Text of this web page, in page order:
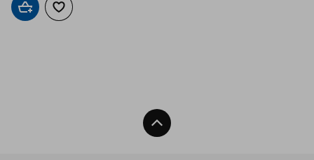
Добави в кошницата
Добави към списъка с любими
Нагоре